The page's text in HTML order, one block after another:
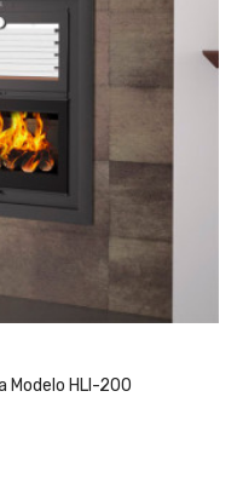
Modelo HLI-200
FÍSICA 659670368